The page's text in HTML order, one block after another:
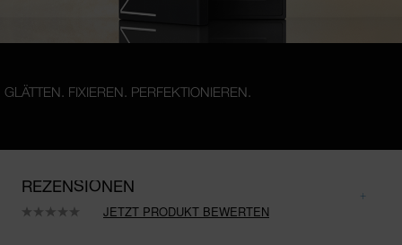
GLÄTTEN. FIXIEREN. PERFEKTIONIEREN.
REZENSIONEN
Kein
JETZT PRODUKT BEWERTEN